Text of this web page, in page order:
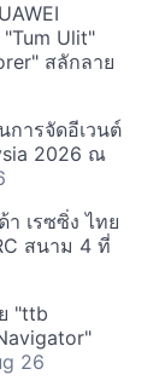
Ulit"
สลักลาย
การจัดอีเวนต์
2026 ณ
เรซซิ่ง ไทย
สนาม 4 ที่
"ttb
26